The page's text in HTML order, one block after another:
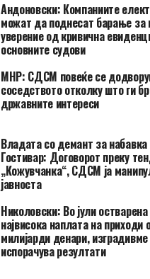
Андоновски: Компаниите
можат да поднесат барање
уверение од кривична
основните судови
МНР: СДСМ повеќе се
соседството отколку што ги
државните интереси
Владата со демант за
Гостивар: Договорот преку
„Кожувчанка“, СДСМ ја
јавноста
Николовски: Во јули
највисока наплата на приходи
милијарди денари,
испорачува резултати